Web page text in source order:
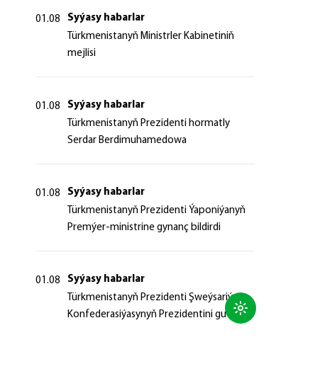
01.08
Syýasy habarlar
Türkmenistanyň Ministrler Kabinetiniň
mejlisi
01.08
Syýasy habarlar
Türkmenistanyň Prezidenti hormatly
Serdar Berdimuhamedowa
01.08
Syýasy habarlar
Türkmenistanyň Prezidenti Ýaponiýanyň
Premýer-ministrine gynanç bildirdi
01.08
Syýasy habarlar
Türkmenistanyň Prezidenti Şweýsariýa
Konfederasiýasynyň Prezidentini gutlady